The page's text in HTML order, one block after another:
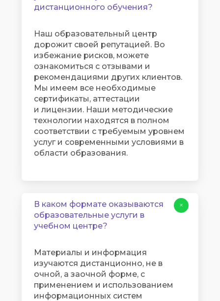
дистанционного обучения?
Наш образовательный центр
дорожит своей репутацией. Во
избежание рисков, можете
ознакомиться с отзывами и
рекомендациями других клиентов.
Мы имеем все необходимые
сертификаты, аттестации
и лицензии. Наши методические
технологии находятся в полном
соответствии с требуемым уровнем
услуг и современными условиями в
области образования.
В каком формате оказываются
образовательные услуги в
учебном центре?
Материалы и информация
изучаются дистанционно, не в
очной, а заочной форме, с
применением и использованием
информационных систем
+